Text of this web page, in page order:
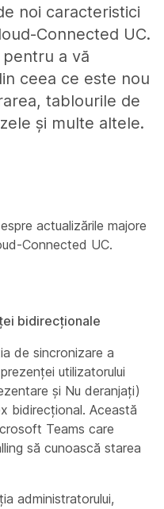
noi caracteristici
Connected UC.
a vă
ceea ce este nou
tablourile de
și multe altele.
actualizările majore
Connected UC.
bidirecționale
de sincronizare a
utilizatorului
și Nu deranjați)
bidirecțional. Această
Teams care
să cunoască starea
administratorului,